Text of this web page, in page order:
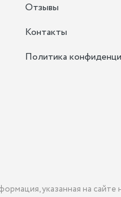
Отзывы
Контакты
Политика
указанная на